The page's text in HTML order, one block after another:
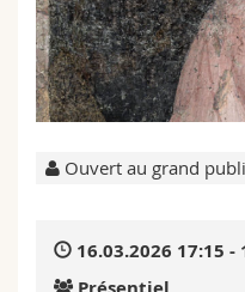
Sciences et médecine
Interfacultaire
Collaborateurs
Doctorants
Webmail
Programme des
Ouvert au grand
16.03.2026 17:15 -